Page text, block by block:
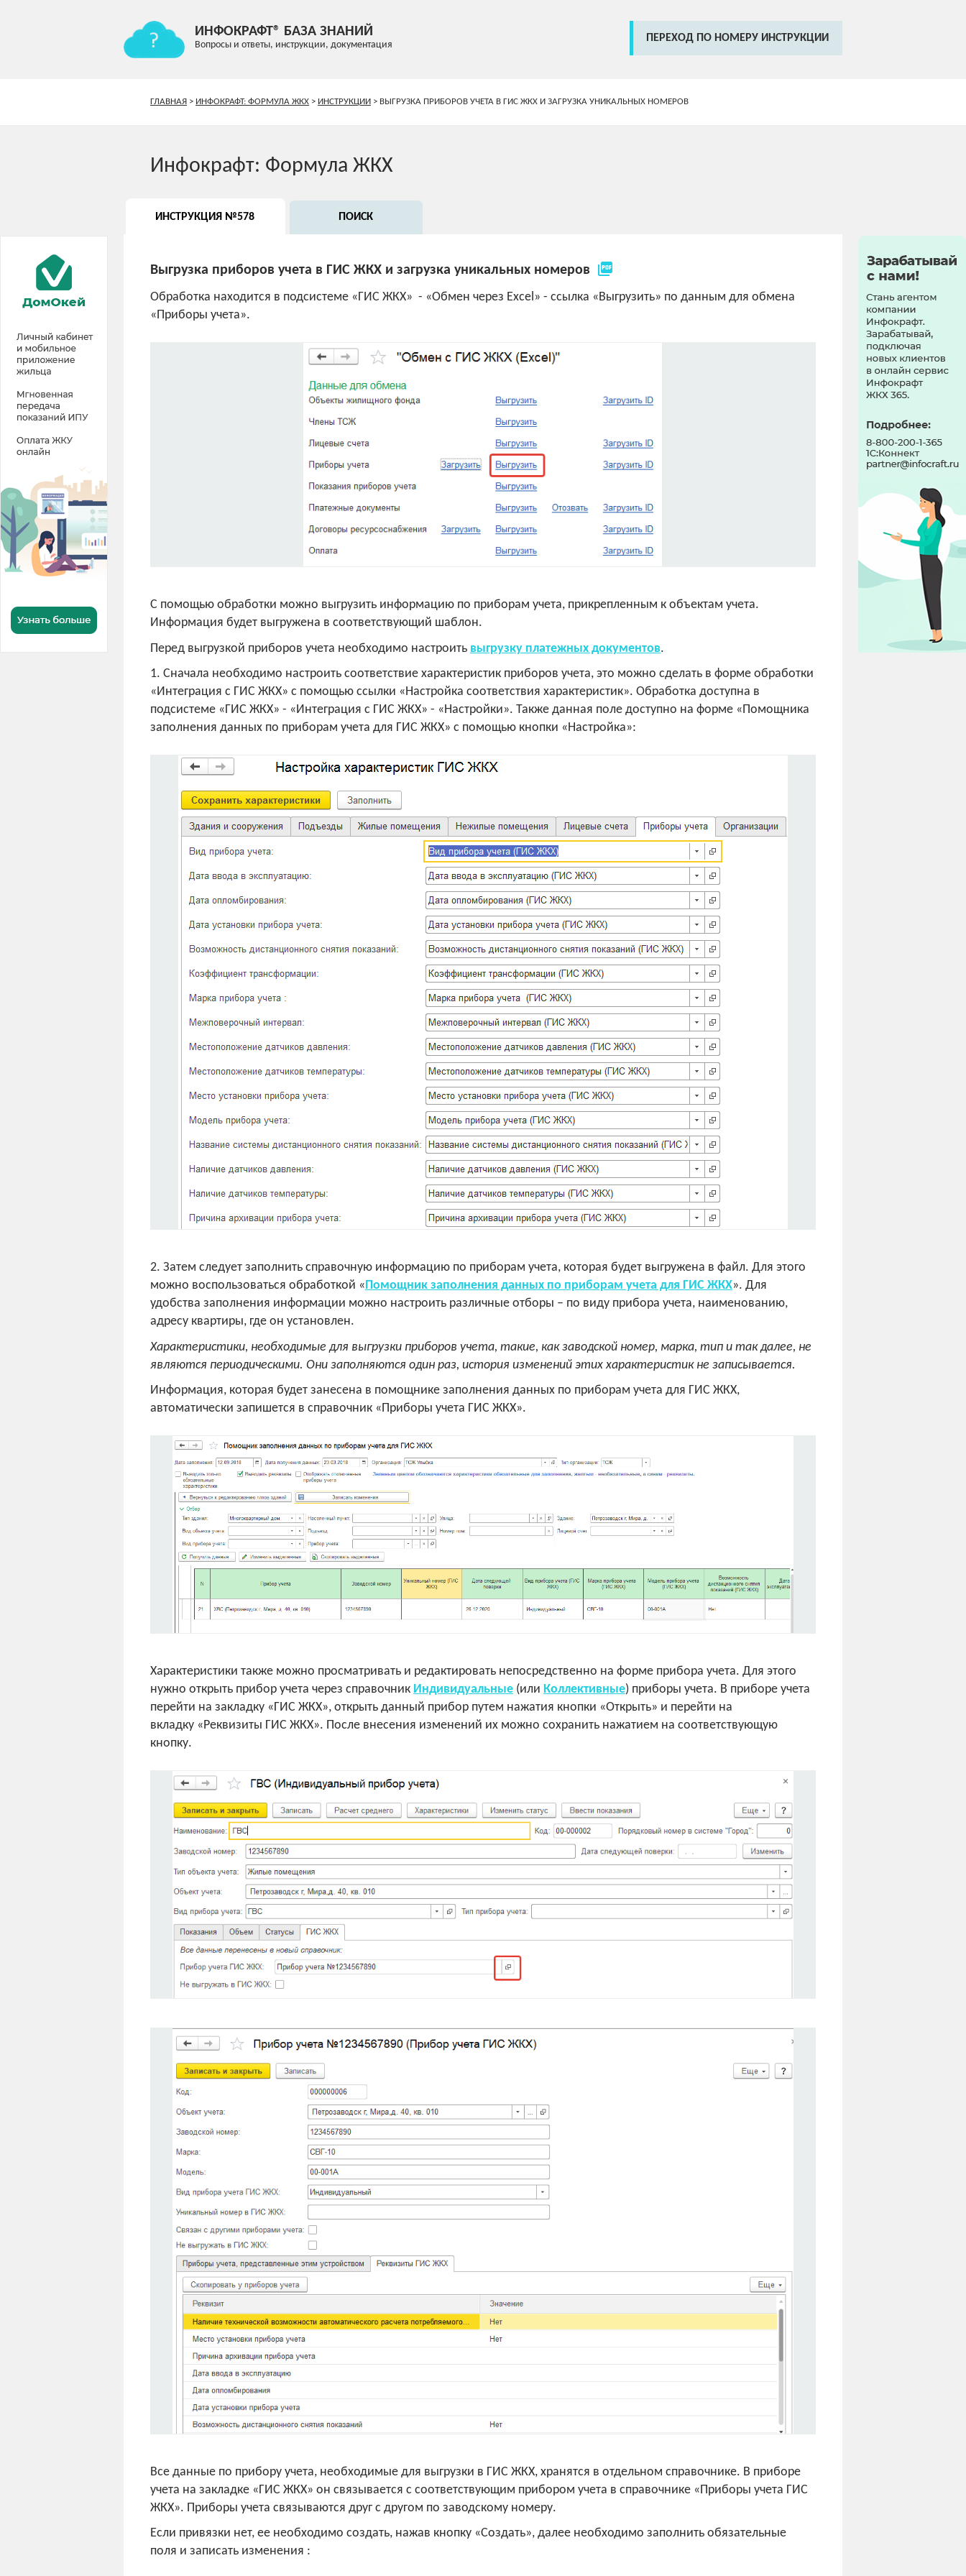
ИНФОКРАФТ® БАЗА ЗНАНИЙ
Вопросы и ответы, инструкции, документация
ПЕРЕХОД ПО НОМЕРУ ИНСТРУКЦИИ
ГЛАВНАЯ > ИНФОКРАФТ: ФОРМУЛА ЖКХ > ИНСТРУКЦИИ > ВЫГРУЗКА ПРИБОРОВ УЧЕТА В ГИС ЖКХ И ЗАГРУЗКА УНИКАЛЬНЫХ НОМЕРОВ
Инфокрафт: Формула ЖКХ
ИНСТРУКЦИЯ №578 ПОИСК
Выгрузка приборов учета в ГИС ЖКХ и загрузка уникальных номеров picture_as_pdf
Обработка находится в подсистеме «ГИС ЖКХ» - «Обмен через Excel» - ссылка «Выгрузить» по данным для обмена
«Приборы учета».
С помощью обработки можно выгрузить информацию по приборам учета, прикрепленным к объектам учета.
Информация будет выгружена в соответствующий шаблон.
Перед выгрузкой приборов учета необходимо настроить выгрузку платежных документов.
1. Сначала необходимо настроить соответствие характеристик приборов учета, это можно сделать в форме обработки
«Интеграция с ГИС ЖКХ» с помощью ссылки «Настройка соответствия характеристик». Обработка доступна в
подсистеме «ГИС ЖКХ» - «Интеграция с ГИС ЖКХ» - «Настройки». Также данная поле доступно на форме «Помощника
заполнения данных по приборам учета для ГИС ЖКХ» с помощью кнопки «Настройка»:
2. Затем следует заполнить справочную информацию по приборам учета, которая будет выгружена в файл. Для этого
можно воспользоваться обработкой «Помощник заполнения данных по приборам учета для ГИС ЖКХ». Для
удобства заполнения информации можно настроить различные отборы – по виду прибора учета, наименованию,
адресу квартиры, где он установлен.
Характеристики, необходимые для выгрузки приборов учета, такие, как заводской номер, марка, тип и так далее, не
являются периодическими. Они заполняются один раз, история изменений этих характеристик не записывается.
Информация, которая будет занесена в помощнике заполнения данных по приборам учета для ГИС ЖКХ,
автоматически запишется в справочник «Приборы учета ГИС ЖКХ».
Характеристики также можно просматривать и редактировать непосредственно на форме прибора учета. Для этого
нужно открыть прибор учета через справочник Индивидуальные (илиКоллективные) приборы учета. В приборе учета
перейти на закладку «ГИС ЖКХ», открыть данный прибор путем нажатия кнопки «Открыть» и перейти на
вкладку «Реквизиты ГИС ЖКХ». После внесения изменений их можно сохранить нажатием на соответствующую
кнопку.
Все данные по прибору учета, необходимые для выгрузки в ГИС ЖКХ, хранятся в отдельном справочнике. В приборе
учета на закладке «ГИС ЖКХ» он связывается с соответствующим прибором учета в справочнике «Приборы учета ГИС
ЖКХ». Приборы учета связываются друг с другом по заводскому номеру.
Если привязки нет, ее необходимо создать, нажав кнопку «Создать», далее необходимо заполнить обязательные
поля и записать изменения :